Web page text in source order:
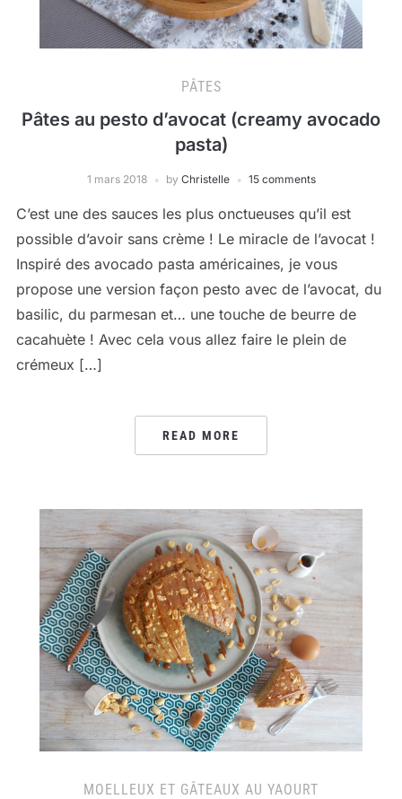
PÂTES
Pâtes au pesto d’avocat (creamy avocado
pasta)
1 mars 2018 by Christelle 15 comments
C’est une des sauces les plus onctueuses qu’il est
possible d’avoir sans crème ! Le miracle de l’avocat !
Inspiré des avocado pasta américaines, je vous
propose une version façon pesto avec de l’avocat, du
basilic, du parmesan et… une touche de beurre de
cacahuète ! Avec cela vous allez faire le plein de
crémeux […]
READ MORE
MOELLEUX ET GÂTEAUX AU YAOURT